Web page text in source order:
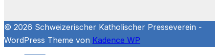
© 2026 Schweizerischer Katholischer Presseverein -
WordPress Theme von Kadence WP